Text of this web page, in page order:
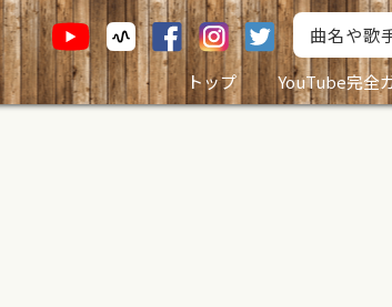
トップ
YouTube完全